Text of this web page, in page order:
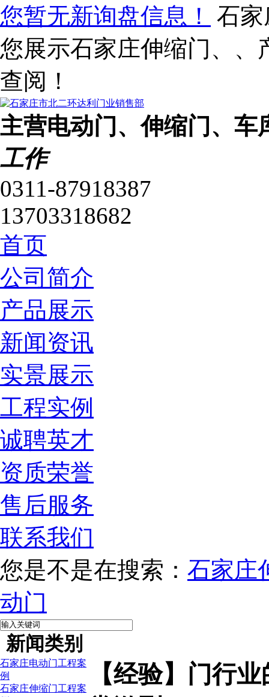
您暂无新询盘信息！
石
您展示石家庄伸缩门、、
查阅！
主营电动门、伸缩门、车
工作
0311-87918387
13703318682
首页
公司简介
产品展示
新闻资讯
实景展示
工程实例
诚聘英才
资质荣誉
售后服务
联系我们
您是不是在搜索： 石家庄
动门
新闻类别
石家庄电动门工程案
例
石家庄伸缩门工程案
【经验】门行